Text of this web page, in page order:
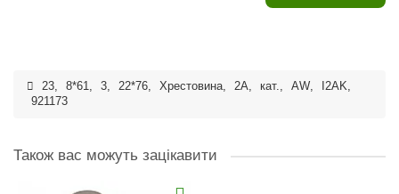
23, 8*61, 3, 22*76, Хрестовина, 2A, кат., AW, I2AK,
921173
Також вас можуть зацікавити